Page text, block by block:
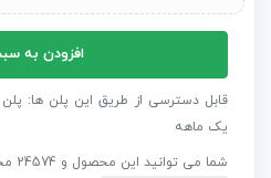
کلام
ملایم
افزودن به
قابل دسترسی از طریق این پلن ها:
یک ماهه
شما می توانید این محصول و 24574 محصول دیگر را با کمترین قیمت و